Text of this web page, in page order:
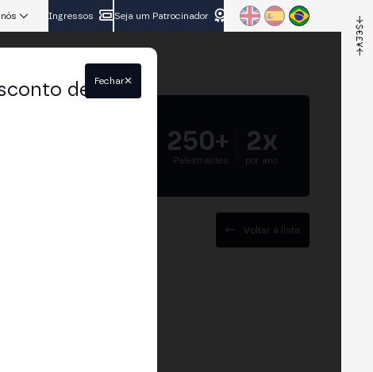
Ingressos Seja um Patrocinador
250+
Palestrantes
2x
por ano
Voltar à lista
de
Fechar